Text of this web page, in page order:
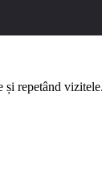
repetând